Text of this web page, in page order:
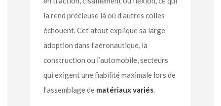
la rend précieuse là où d’autres colles
échouent. Cet atout explique sa large
adoption dans l’aéronautique, la
construction ou l’automobile, secteurs
qui exigent une fiabilité maximale lors de
l’assemblage de matériaux variés.